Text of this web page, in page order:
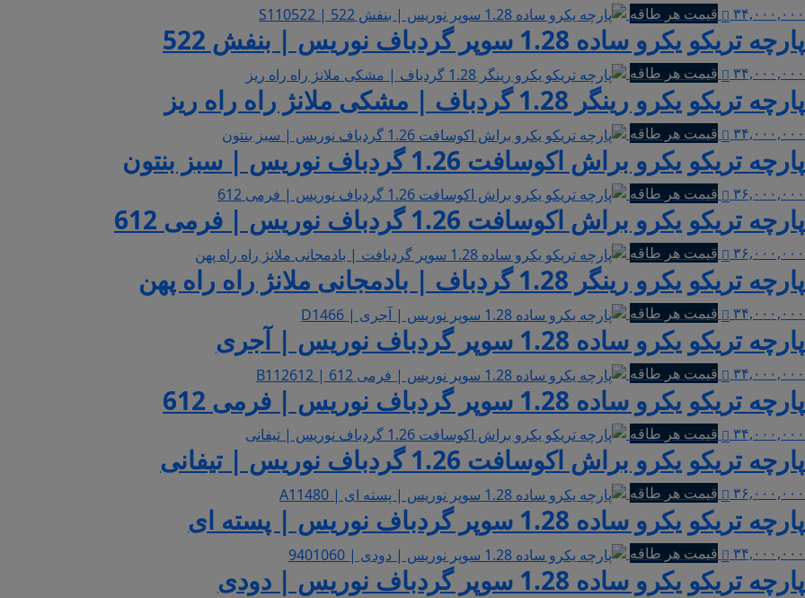
۳۴,۰۰۰,۰۰۰ قیمت هر طاقه
پارچه تریکو یکرو ساده 1.28 سوپر گردباف نوریس | بنفش 522
۳۴,۰۰۰,۰۰۰ قیمت هر طاقه
پارچه تریکو یکرو رینگر 1.28 گردباف | مشکی ملانژ راه راه ریز
۳۴,۰۰۰,۰۰۰ قیمت هر طاقه
پارچه تریکو یکرو براش اکوسافت 1.26 گردباف نوریس | سبز بنتون
۳۶,۰۰۰,۰۰۰ قیمت هر طاقه
پارچه تریکو یکرو براش اکوسافت 1.26 گردباف نوریس | فرمی 612
۳۶,۰۰۰,۰۰۰ قیمت هر طاقه
پارچه تریکو یکرو رینگر 1.28 گردباف | بادمجانی ملانژ راه راه پهن
۳۴,۰۰۰,۰۰۰ قیمت هر طاقه
پارچه تریکو یکرو ساده 1.28 سوپر گردباف نوریس | آجری
۳۴,۰۰۰,۰۰۰ قیمت هر طاقه
پارچه تریکو یکرو ساده 1.28 سوپر گردباف نوریس | فرمی 612
۳۴,۰۰۰,۰۰۰ قیمت هر طاقه
پارچه تریکو یکرو براش اکوسافت 1.26 گردباف نوریس | تیفانی
۳۶,۰۰۰,۰۰۰ قیمت هر طاقه
پارچه تریکو یکرو ساده 1.28 سوپر گردباف نوریس | پسته ای
۳۴,۰۰۰,۰۰۰ قیمت هر طاقه
پارچه تریکو یکرو ساده 1.28 سوپر گردباف نوریس | دودی